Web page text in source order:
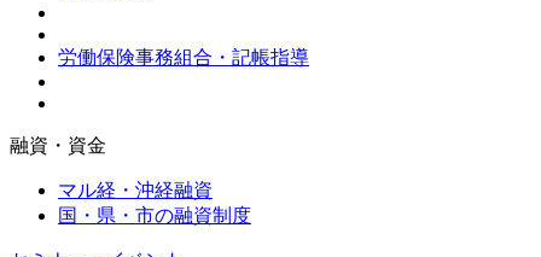
労働保険事務組合・記帳指導
融資・資金
マル経・沖経融資
国・県・市の融資制度